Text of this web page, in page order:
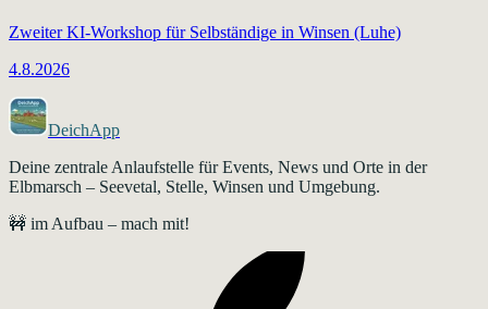
Zweiter KI-Workshop für Selbständige in Winsen (Luhe)
4.8.2026
DeichApp
Deine zentrale Anlaufstelle für Events, News und Orte in der
Elbmarsch – Seevetal, Stelle, Winsen und Umgebung.
🚧 im Aufbau – mach mit!